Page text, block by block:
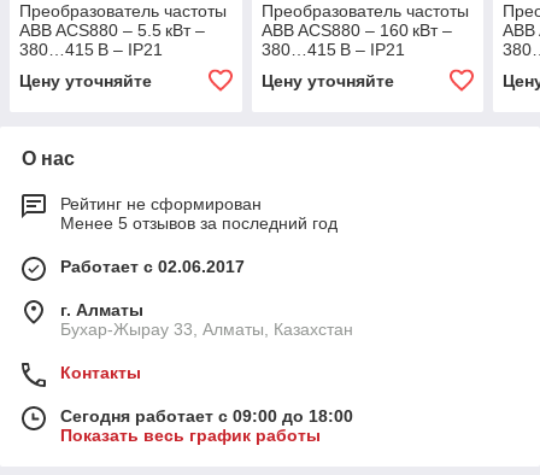
Преобразователь частоты
ABB ACS880 – 5.5 кВт –
380…415 В – IP21
Цену уточняйте
Преобразователь частоты
ABB ACS880 – 160 кВт –
380…415 В – IP21
Цену уточняйте
ABB
О нас
Рейтинг не сформирован
Менее 5 отзывов за последний год
Работает с 02.06.2017
г. Алматы
Бухар-Жырау 33, Алматы, Казахстан
Контакты
Сегодня работает с 09:00 до 18:00
Показать весь график работы